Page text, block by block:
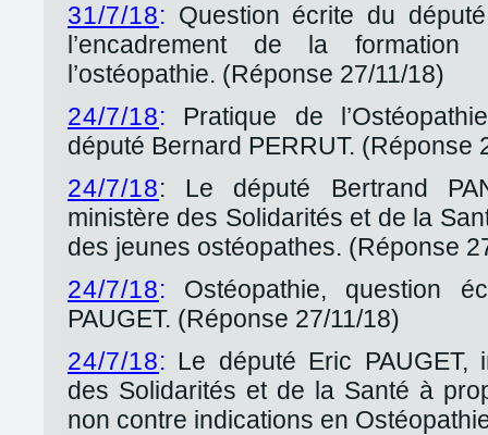
31/7/18: Question écrite du
l’encadrement de la
l’ostéopathie. (Réponse 27/11/18)
24/7/18: Pratique de
député Bernard PERRUT. (Réponse
24/7/18: Le député Bertrand
ministère des Solidarités et de la
des jeunes ostéopathes. (Réponse
24/7/18: Ostéopathie, question
PAUGET. (Réponse 27/11/18)
24/7/18: Le député Eric PAUGET,
des Solidarités et de la Santé à
non contre indications en